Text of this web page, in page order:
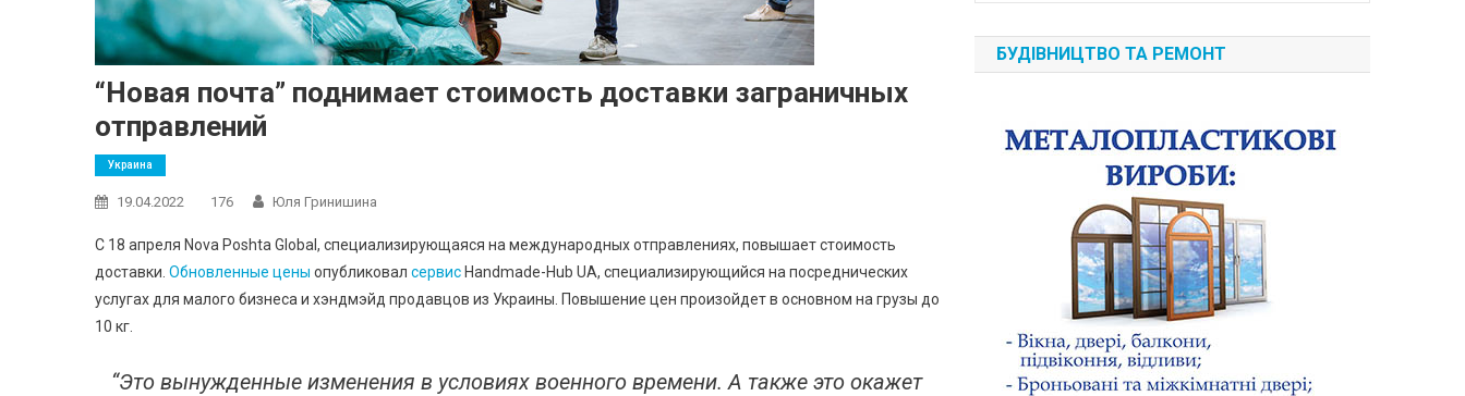
“Новая почта” поднимает стоимость доставки заграничных
отправлений
Украина
19.04.2022 176 Юля Гринишина
С 18 апреля Nova Poshta Global, специализирующаяся на международных отправлениях, повышает стоимость
доставки. Обновленные цены опубликовал сервис Handmade-Hub UA, специализирующийся на посреднических
услугах для малого бизнеса и хэндмэйд продавцов из Украины. Повышение цен произойдет в основном на грузы до
10 кг.
“Это вынужденные изменения в условиях военного времени. А также это окажет
БУДІВНИЦТВО ТА РЕМОНТ